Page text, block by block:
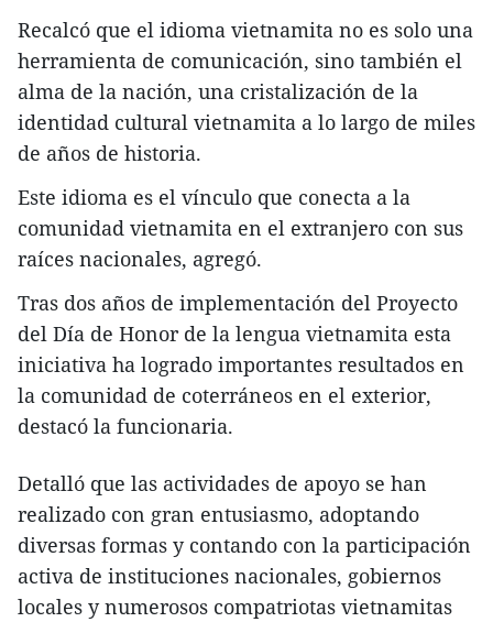
Recalcó que el idioma vietnamita no es solo una
herramienta de comunicación, sino también el
alma de la nación, una cristalización de la
identidad cultural vietnamita a lo largo de miles
de años de historia.
Este idioma es el vínculo que conecta a la
comunidad vietnamita en el extranjero con sus
raíces nacionales, agregó.
Tras dos años de implementación del Proyecto
del Día de Honor de la lengua vietnamita esta
iniciativa ha logrado importantes resultados en
la comunidad de coterráneos en el exterior,
destacó la funcionaria.
Detalló que las actividades de apoyo se han
realizado con gran entusiasmo, adoptando
diversas formas y contando con la participación
activa de instituciones nacionales, gobiernos
locales y numerosos compatriotas vietnamitas